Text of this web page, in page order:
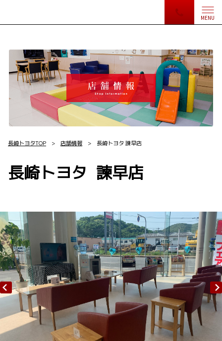
MENU
長崎トヨタTOP > 店舗情報 > 長崎トヨタ 諫早店
長崎トヨタ 諫早店